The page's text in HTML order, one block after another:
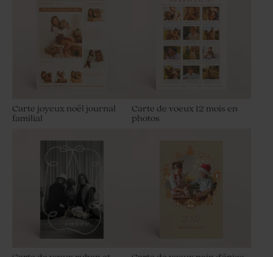
Carte joyeux noël journal
familial
Carte de voeux 12 mois en
photos